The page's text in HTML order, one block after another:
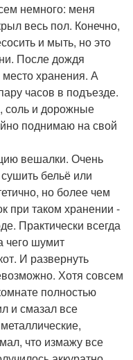
немного: меня
весь пол. Конечно,
и мыть, но это
После дождя
место хранения. А
часов в подъезде.
соль и дорожные
поднимаю на свой
вешалки. Очень
бельё или
но более чем
при таком хранении -
Практически всегда
чего шумит
И развернуть
Хотя совсем
полностью
и смазал все
что измажу все